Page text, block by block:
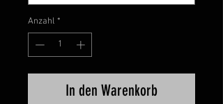
Anzahl *
In den Warenkorb